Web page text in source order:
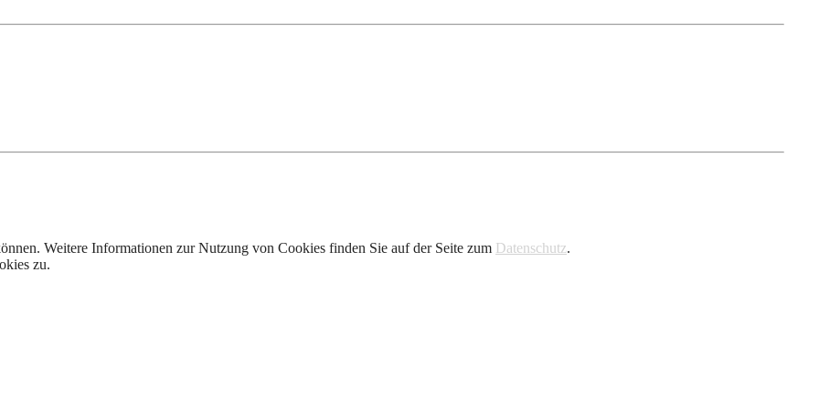
Weitere Informationen zur Nutzung von Cookies finden Sie auf der Seite zum Datenschutz.
zu.